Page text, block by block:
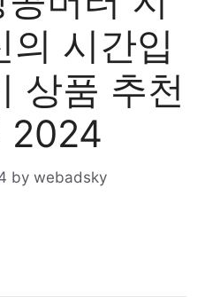
의 시간입
상품 추천
2024
by webadsky